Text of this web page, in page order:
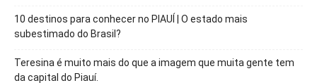
10 destinos para conhecer no PIAUÍ | O estado mais
subestimado do Brasil?
Teresina é muito mais do que a imagem que muita gente tem
da capital do Piauí.